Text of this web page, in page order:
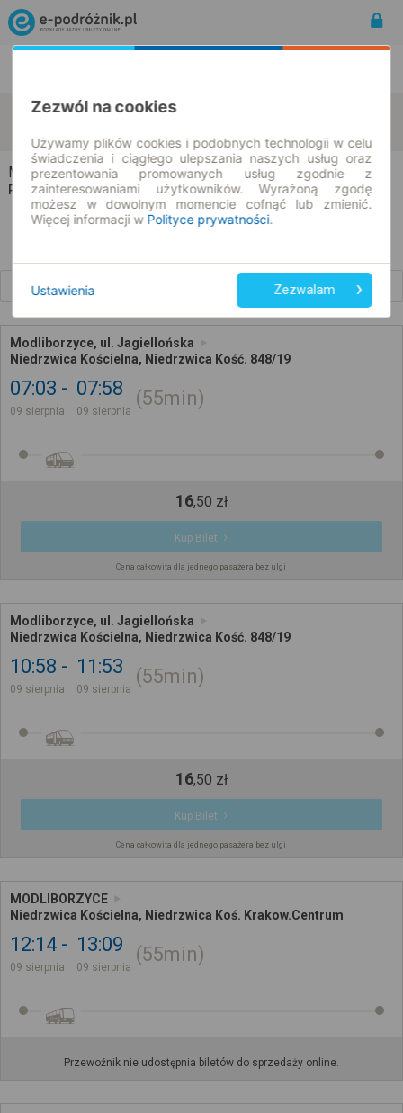
Modliborzyce
Niedrzwica Kościelna
Modliborzyce → Niedrzwica Kościelna
Rozkład jazdy i bilety
Modliborzyce, ul. Jagiellońska
Niedrzwica Kościelna, Niedrzwica Kość. 848/19
07:03
09 sierpnia
07:58
09 sierpnia
55min
16,50 zł
Kup Bilet
Cena całkowita dla jednego pasażera bez ulgi
Modliborzyce, ul. Jagiellońska
Niedrzwica Kościelna, Niedrzwica Kość. 848/19
10:58
09 sierpnia
11:53
09 sierpnia
55min
16,50 zł
Kup Bilet
Cena całkowita dla jednego pasażera bez ulgi
MODLIBORZYCE
Niedrzwica Kościelna, Niedrzwica Koś. Krakow.Centrum
12:14
09 sierpnia
13:09
09 sierpnia
55min
Przewoźnik nie udostępnia biletów do sprzedaży online.
Zezwól na cookies
Używamy plików cookies i podobnych technologii w celu
świadczenia i ciągłego ulepszania naszych usług oraz
prezentowania promowanych usług zgodnie z
zainteresowaniami użytkowników. Wyrażoną zgodę
możesz w dowolnym momencie cofnąć lub zmienić.
Więcej informacji w Polityce prywatności.
Ustawienia Zezwalam